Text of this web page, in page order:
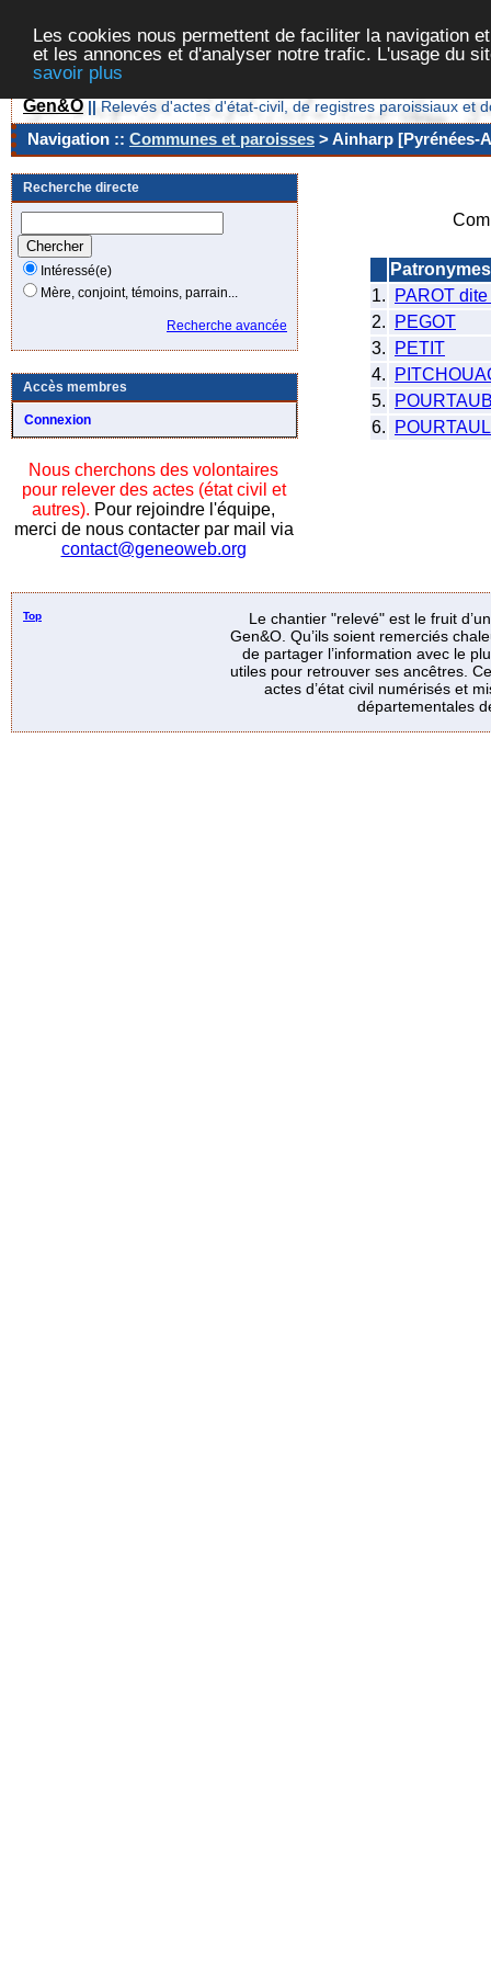
Les cookies nous permettent de faciliter la navigation
et les annonces et d'analyser notre trafic. L'usage du
savoir plus
Gen&O || Relevés d'actes d'état-civil, de registres paroissiaux et
Navigation :: Communes et paroisses > Ainharp [Pyrénées-
Recherche directe
Intéressé(e)
Mère, conjoint, témoins, parrain...
Recherche avancée
Accès membres
Connexion
Nous cherchons des volontaires
pour relever des actes (état civil et
autres). Pour rejoindre l'équipe,
merci de nous contacter par mail via
contact@geneoweb.org
Patronymes
1.
PAROT
2.
PEGOT
3.
PETIT
4.
5.
6.
Top
Le chantier "relevé" est le fruit
Gen&O. Qu’ils soient remerciés
de partager l’information avec le
utiles pour retrouver ses ancêtres.
actes d’état civil numérisés et
départementales